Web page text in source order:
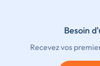
Besoin
Recevez vos